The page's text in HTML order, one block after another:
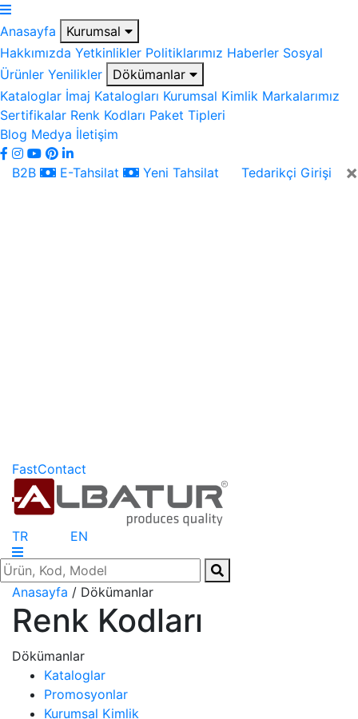
Anasayfa
Kurumsal
Hakkımızda Yetkinlikler Politiklarımız Haberler Sosyal
Ürünler Yenilikler
Dökümanlar
Kataloglar İmaj Katalogları Kurumsal Kimlik Markalarımız
Sertifikalar Renk Kodları Paket Tipleri
Blog Medya İletişim
×
B2B E-Tahsilat Yeni Tahsilat Tedarikçi Girişi
FastContact
TR EN
Anasayfa / Dökümanlar
Renk Kodları
Dökümanlar
Kataloglar
Promosyonlar
Kurumsal Kimlik